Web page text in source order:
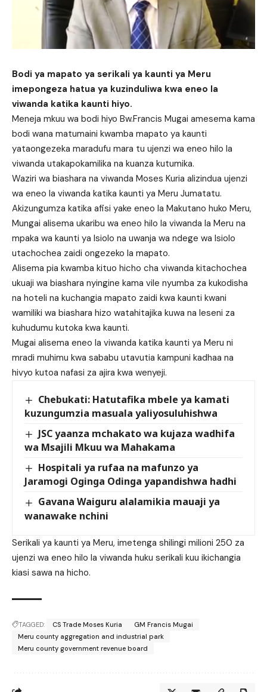
Bodi ya mapato ya serikali ya kaunti ya Meru
imepongeza hatua ya kuzinduliwa kwa eneo la
viwanda katika kaunti hiyo.
Meneja mkuu wa bodi hiyo Bw.Francis Mugai amesema kama
bodi wana matumaini kwamba mapato ya kaunti
yataongezeka maradufu mara tu ujenzi wa eneo hilo la
viwanda utakapokamilika na kuanza kutumika.
Waziri wa biashara na viwanda Moses Kuria alizindua ujenzi
wa eneo la viwanda katika kaunti ya Meru Jumatatu.
Akizungumza katika afisi yake eneo la Makutano huko Meru,
Mungai alisema ukaribu wa eneo hilo la viwanda la Meru na
mpaka wa kaunti ya Isiolo na uwanja wa ndege wa Isiolo
utachochea zaidi ongezeko la mapato.
Alisema pia kwamba kituo hicho cha viwanda kitachochea
ukuaji wa biashara nyingine kama vile nyumba za kukodisha
na hoteli na kuchangia mapato zaidi kwa kaunti kwani
wamiliki wa biashara hizo watahitajika kuwa na leseni za
kuhudumu kutoka kwa kaunti.
Mugai alisema eneo la viwanda katika kaunti ya Meru ni
mradi muhimu kwa sababu utavutia kampuni kadhaa na
hivyo kutoa nafasi za ajira kwa wenyeji.
Chebukati: Hatutafika mbele ya kamati
kuzungumzia masuala yaliyosuluhishwa
JSC yaanza mchakato wa kujaza wadhifa
wa Msajili Mkuu wa Mahakama
Hospitali ya rufaa na mafunzo ya
Jaramogi Oginga Odinga yapandishwa hadhi
Gavana Waiguru alalamikia mauaji ya
wanawake nchini
Serikali ya kaunti ya Meru, imetenga shilingi milioni 250 za
ujenzi wa eneo hilo la viwanda huku serikali kuu ikichangia
kiasi sawa na hicho.
TAGGED: CS Trade Moses Kuria
GM Francis Mugai
Meru county aggregation and industrial park
Meru county government revenue board